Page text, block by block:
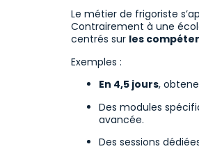
Le métier de frigoriste
Contrairement à une
centrés sur les
Exemples :
En 4,5 jours,
Des modules
avancée.
Des sessions